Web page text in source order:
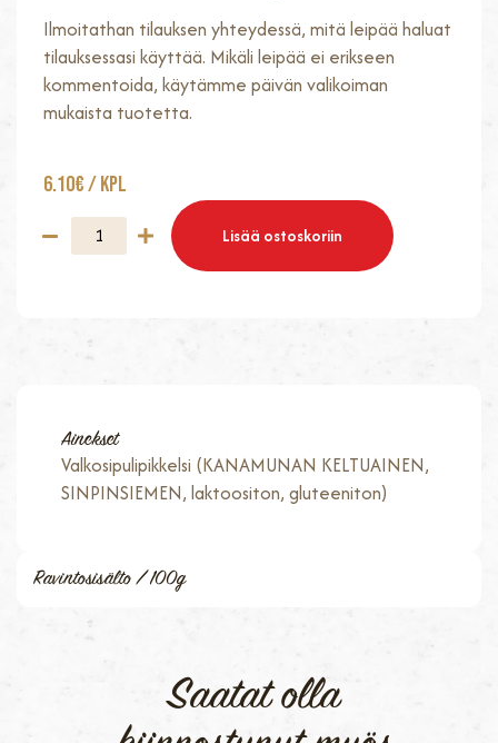
Ilmoitathan tilauksen yhteydessä, mitä leipää haluat
tilauksessasi käyttää. Mikäli leipää ei erikseen
kommentoida, käytämme päivän valikoiman
mukaista tuotetta.
6.10€/ Kpl
Lisää ostoskoriin
Ainekset
Valkosipulipikkelsi (KANAMUNAN KELTUAINEN,
SINPINSIEMEN, laktoositon, gluteeniton)
Ravintosisälto / 100g
Saatat olla